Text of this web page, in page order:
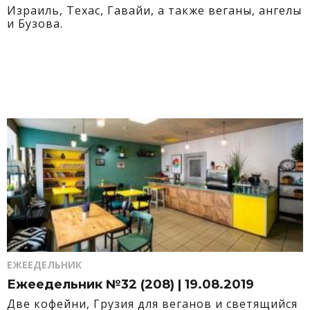
Израиль, Техас, Гавайи, а также веганы, ангелы
и Бузова.
ЕЖЕЕДЕЛЬНИК
Ежеедельник №32 (208) | 19.08.2019
Две кофейни, Грузия для веганов и светящийся